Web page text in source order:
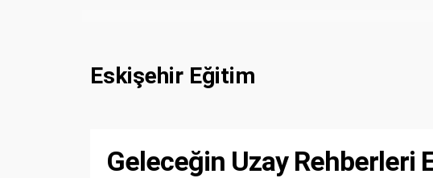
Eskişehir Eğitim
Geleceğin Uzay Rehberleri